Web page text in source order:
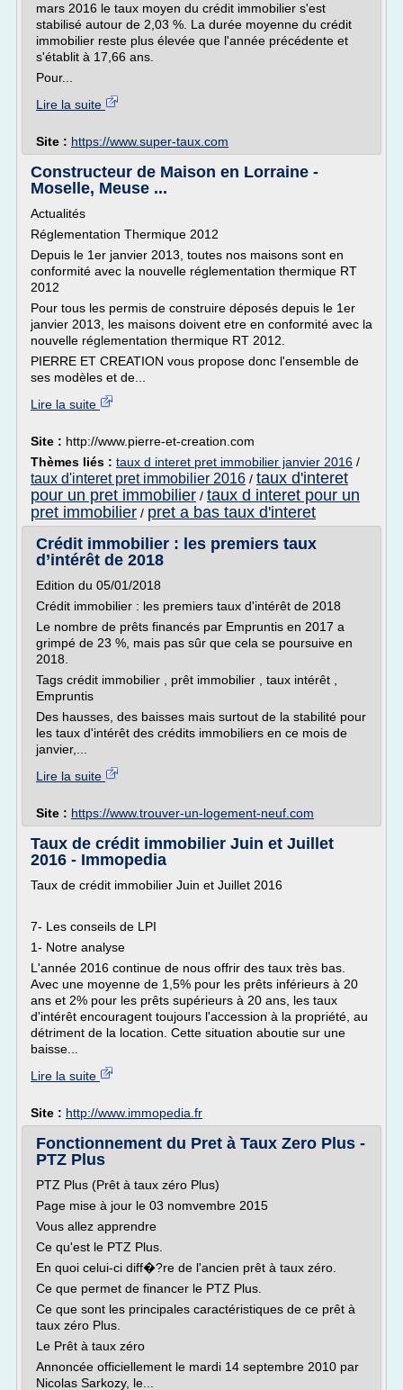
mars 2016 le taux moyen du crédit immobilier s'est
stabilisé autour de 2,03 %. La durée moyenne du crédit
immobilier reste plus élevée que l'année précédente et
s'établit à 17,66 ans.
Pour...
Lire la suite
Site : https://www.super-taux.com
Constructeur de Maison en Lorraine -
Moselle, Meuse ...
Actualités
Réglementation Thermique 2012
Depuis le 1er janvier 2013, toutes nos maisons sont en
conformité avec la nouvelle réglementation thermique RT
2012
Pour tous les permis de construire déposés depuis le 1er
janvier 2013, les maisons doivent etre en conformité avec la
nouvelle réglementation thermique RT 2012.
PIERRE ET CREATION vous propose donc l'ensemble de
ses modèles et de...
Lire la suite
Site : http://www.pierre-et-creation.com
Thèmes liés : taux d interet pret immobilier janvier 2016 /
taux d'interet pret immobilier 2016 / taux d'interet
pour un pret immobilier / taux d interet pour un
pret immobilier / pret a bas taux d'interet
Crédit immobilier : les premiers taux
d’intérêt de 2018
Edition du 05/01/2018
Crédit immobilier : les premiers taux d'intérêt de 2018
Le nombre de prêts financés par Empruntis en 2017 a
grimpé de 23 %, mais pas sûr que cela se poursuive en
2018.
Tags crédit immobilier , prêt immobilier , taux intérêt ,
Empruntis
Des hausses, des baisses mais surtout de la stabilité pour
les taux d'intérêt des crédits immobiliers en ce mois de
janvier,...
Lire la suite
Site : https://www.trouver-un-logement-neuf.com
Taux de crédit immobilier Juin et Juillet
2016 - Immopedia
Taux de crédit immobilier Juin et Juillet 2016
7- Les conseils de LPI
1- Notre analyse
L'année 2016 continue de nous offrir des taux très bas.
Avec une moyenne de 1,5% pour les prêts inférieurs à 20
ans et 2% pour les prêts supérieurs à 20 ans, les taux
d'intérêt encouragent toujours l'accession à la propriété, au
détriment de la location. Cette situation aboutie sur une
baisse...
Lire la suite
Site : http://www.immopedia.fr
Fonctionnement du Pret à Taux Zero Plus -
PTZ Plus
PTZ Plus (Prêt à taux zéro Plus)
Page mise à jour le 03 nomvembre 2015
Vous allez apprendre
Ce qu'est le PTZ Plus.
En quoi celui-ci diff�?re de l'ancien prêt à taux zéro.
Ce que permet de financer le PTZ Plus.
Ce que sont les principales caractéristiques de ce prêt à
taux zéro Plus.
Le Prêt à taux zéro
Annoncée officiellement le mardi 14 septembre 2010 par
Nicolas Sarkozy, le...